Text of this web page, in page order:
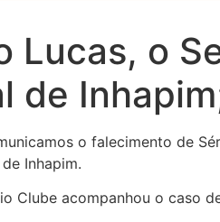
Lucas, o
de
o falecimento de
Inhapim.
Clube acompanhou o caso